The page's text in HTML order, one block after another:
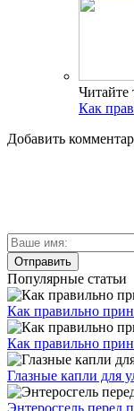
Читайте
Как
Добавить
Популярные статьи
Как правильно
Как правильно
Глазные капли для
Энтеросгель перед